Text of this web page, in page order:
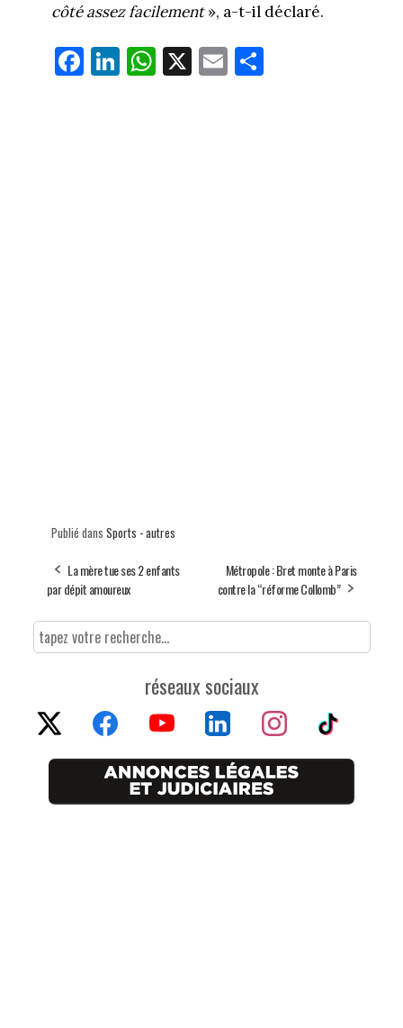
côté assez facilement», a-t-il déclaré.
Fa
ce
Li
nk
W
ha
X E
m
Pa
rt
Publié dans Sports - autres
La mère tue ses 2 enfants
par dépit amoureux
Métropole : Bret monte à Paris
contre la “réforme Collomb”
réseaux sociaux